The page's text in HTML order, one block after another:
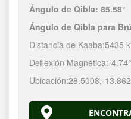
Ángulo de Qibla:85.58°
Ángulo de Qibla para
Distancia de Kaaba:5435
Deflexión Magnética:-4.74°
Ubicación:28.5008,-